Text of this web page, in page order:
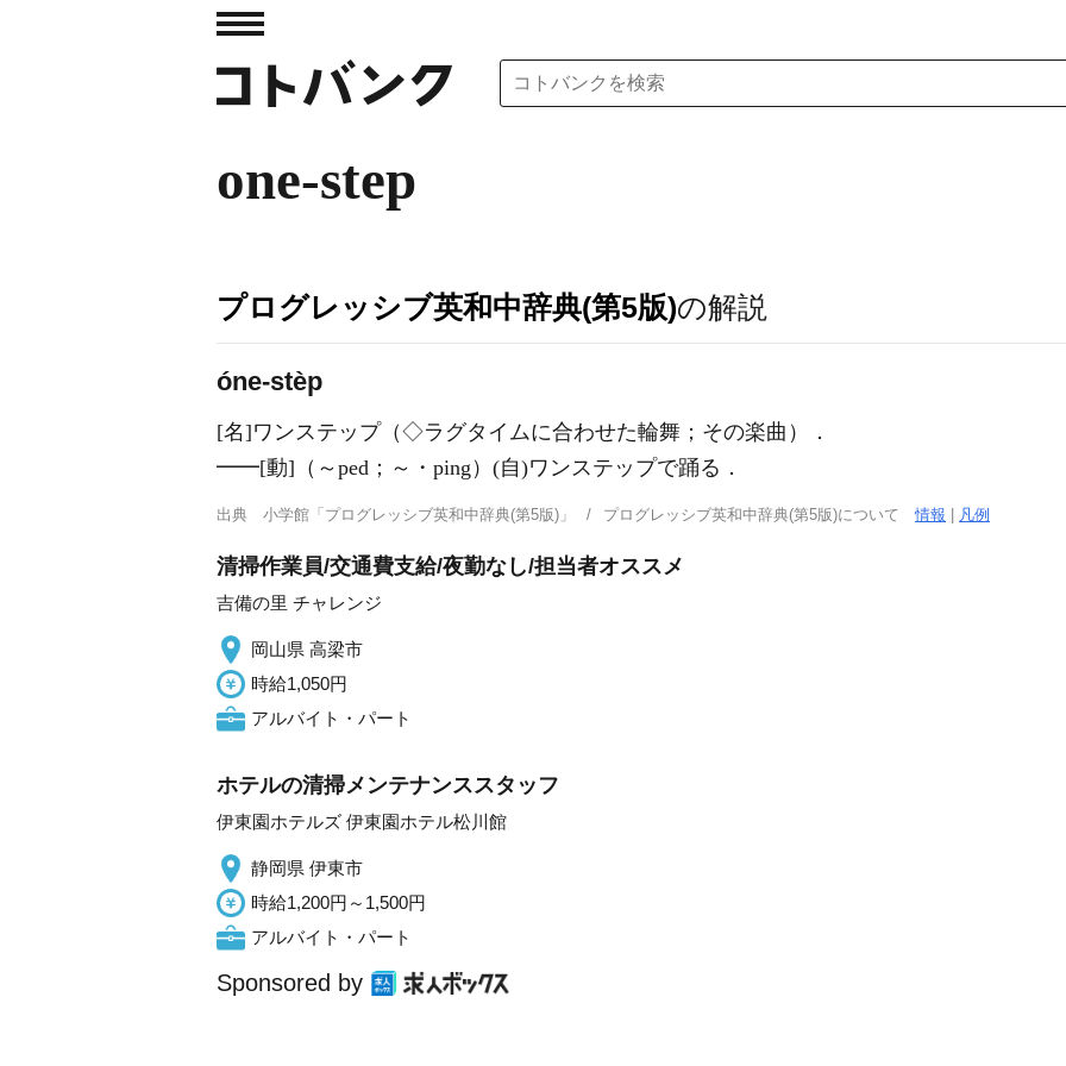
one-step
プログレッシブ英和中辞典(第5版)の解説
óne-stèp
[名]ワンステップ（◇ラグタイムに合わせた輪舞；その楽曲）
．
━━[動] （～ped；～・ping） (自)ワンステップで踊る ．
出典 小学館「プログレッシブ英和中辞典(第5版)」 プログレッシブ英和中辞典(第5版)について情報 凡例
清掃作業員/交通費支給/夜勤なし/担当者オススメ
吉備の里 チャレンジ
岡山県 高梁市
時給1,050円
アルバイト・パート
ホテルの清掃メンテナンススタッフ
伊東園ホテルズ 伊東園ホテル松川館
静岡県 伊東市
時給1,200円～1,500円
アルバイト・パート
Sponsored by